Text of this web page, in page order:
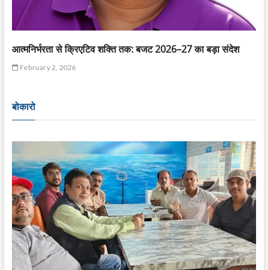
आत्मनिर्भरता से क्रिएटिव शक्ति तक: बजट 2026–27 का बड़ा संदेश
February 2, 2026
बोकारो